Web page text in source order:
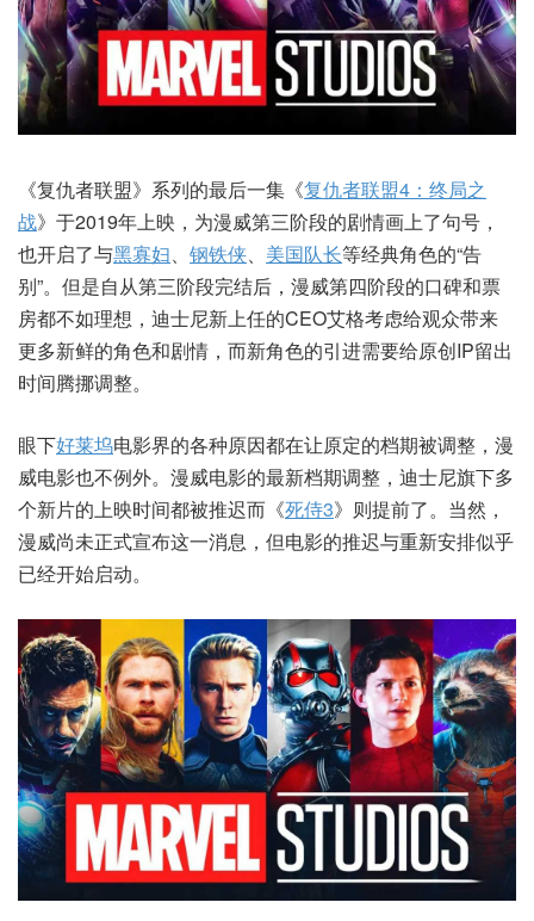
《复仇者联盟》系列的最后一集《复仇者联盟4：终局之
战》于2019年上映，为漫威第三阶段的剧情画上了句号，
也开启了与黑寡妇、 钢铁侠、 美国队长等经典角色的“告
别”。但是自从第三阶段完结后，漫威第四阶段的口碑和票
房都不如理想，迪士尼新上任的CEO艾格考虑给观众带来
更多新鲜的角色和剧情，而新角色的引进需要给原创IP留出
时间腾挪调整。
眼下好莱坞电影界的各种原因都在让原定的档期被调整，漫
威电影也不例外。漫威电影的最新档期调整，迪士尼旗下多
个新片的上映时间都被推迟而《死侍3》则提前了。当然，
漫威尚未正式宣布这一消息，但电影的推迟与重新安排似乎
已经开始启动。